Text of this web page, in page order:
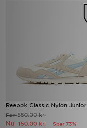
Reebok Classic Nylon Junior
Før550.00 kr.
Nu 150.00 kr. Spar 73%